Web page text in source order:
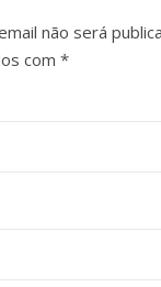
não será
com *